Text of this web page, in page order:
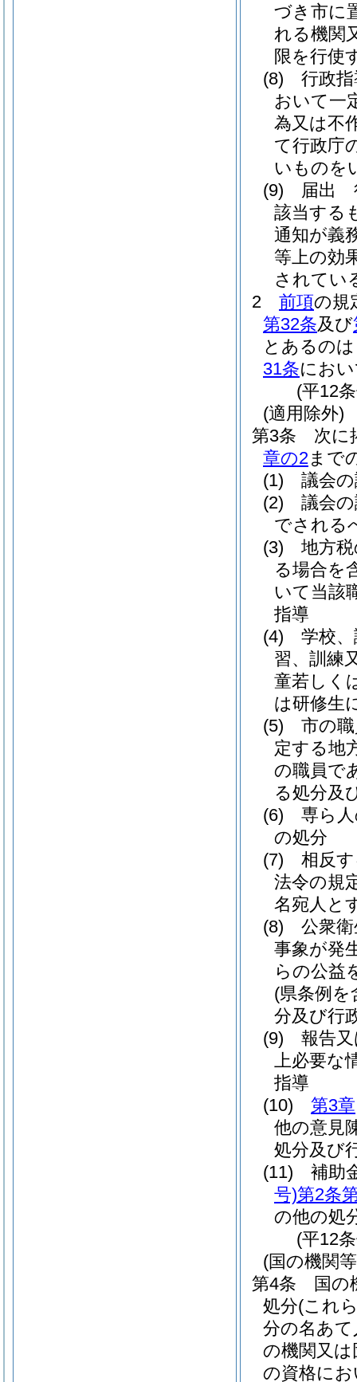
づき市に
れる機関
限を行使
(8)
行政
おいて一
為又は不
て行政庁
いものを
(9)
届出
該当する
通知が義
等上の効
されてい
2
前項の規
第32条及び
とあるの
31条にお
(平12
(適用除外)
第3条
次に
章の2まで
(1)
議会
(2)
議会
でされる
(3)
地方
る場合を
いて当該
指導
(4)
学校
習、訓練
童若しく
は研修生
(5)
市の
定する地
の職員で
る処分及
(6)
専ら
の処分
(7)
相反
法令の規
名宛人と
(8)
公衆
事象が発
らの公益
(県条例を
分及び行
(9)
報告
上必要な
指導
(10)
第3章
他の意見
処分及び
(11)
補助
号)第2条
の他の処
(平12
(国の機関
第4条
国の
処分(これ
分の名あ
の機関又
の資格に